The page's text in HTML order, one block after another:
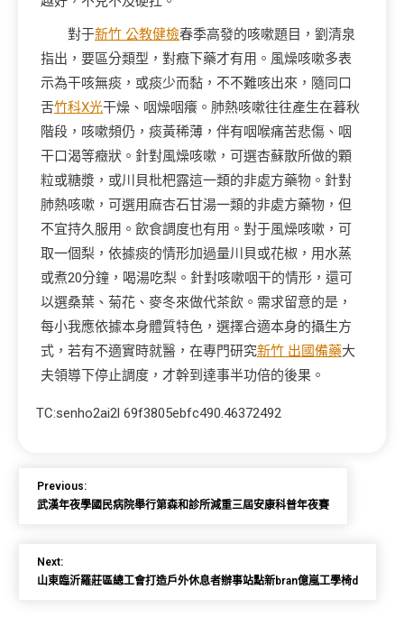
對于新竹 公教健檢春季高發的咳嗽題目，劉清泉
指出，要區分類型，對癥下藥才有用。風燥咳嗽多表
示為干咳無痰，或痰少而黏，不不難咳出來，隨同口
舌竹科X光干燥、咽燥咽癢。肺熱咳嗽往往產生在暮秋
階段，咳嗽頻仍，痰黃稀薄，伴有咽喉痛苦悲傷、咽
干口渴等癥狀。針對風燥咳嗽，可選杏蘇散所做的顆
粒或糖漿，或川貝枇杷露這一類的非處方藥物。針對
肺熱咳嗽，可選用麻杏石甘湯一類的非處方藥物，但
不宜持久服用。飲食調度也有用。對于風燥咳嗽，可
取一個梨，依據痰的情形加過量川貝或花椒，用水蒸
或煮20分鐘，喝湯吃梨。針對咳嗽咽干的情形，還可
以選桑葉、菊花、麥冬來做代茶飲。需求留意的是，
每小我應依據本身體質特色，選擇合適本身的攝生方
式，若有不適實時就醫，在專門研究新竹 出國備藥大
夫領導下停止調度，才幹到達事半功倍的後果。
TC:senho2ai2l 69f3805ebfc490.46372492
Previous:
武漢年夜學國民病院舉行第森和診所減重三屆安康科普年夜賽
Next:
山東臨沂羅莊區總工會打造戶外休息者辦事站點新bran億嵐工學椅d